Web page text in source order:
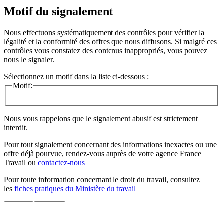
Motif du signalement
Nous effectuons systématiquement des contrôles pour vérifier la
légalité et la conformité des offres que nous diffusons. Si malgré ces
contrôles vous constatez des contenus inappropriés, vous pouvez
nous le signaler.
Sélectionnez un motif dans la liste ci-dessous :
Motif:
Nous vous rappelons que le signalement abusif est strictement
interdit.
Pour tout signalement concernant des informations inexactes ou une
offre déjà pourvue, rendez-vous auprès de votre agence France
Travail ou contactez-nous
Pour toute information concernant le droit du travail, consultez
les fiches pratiques du Ministère du travail